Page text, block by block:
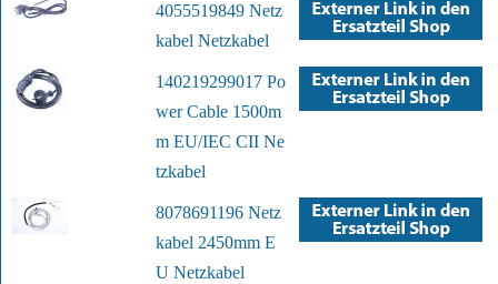
4055519849 Netz
kabel Netzkabel
140219299017 Po
wer Cable 1500m
m EU/IEC CII Ne
tzkabel
8078691196 Netz
kabel 2450mm E
U Netzkabel